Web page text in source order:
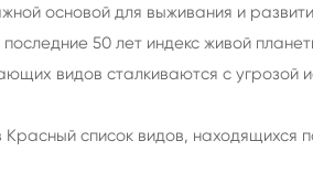
основой для выживания и
50 лет индекс живой
видов сталкиваются с угрозой
список видов,